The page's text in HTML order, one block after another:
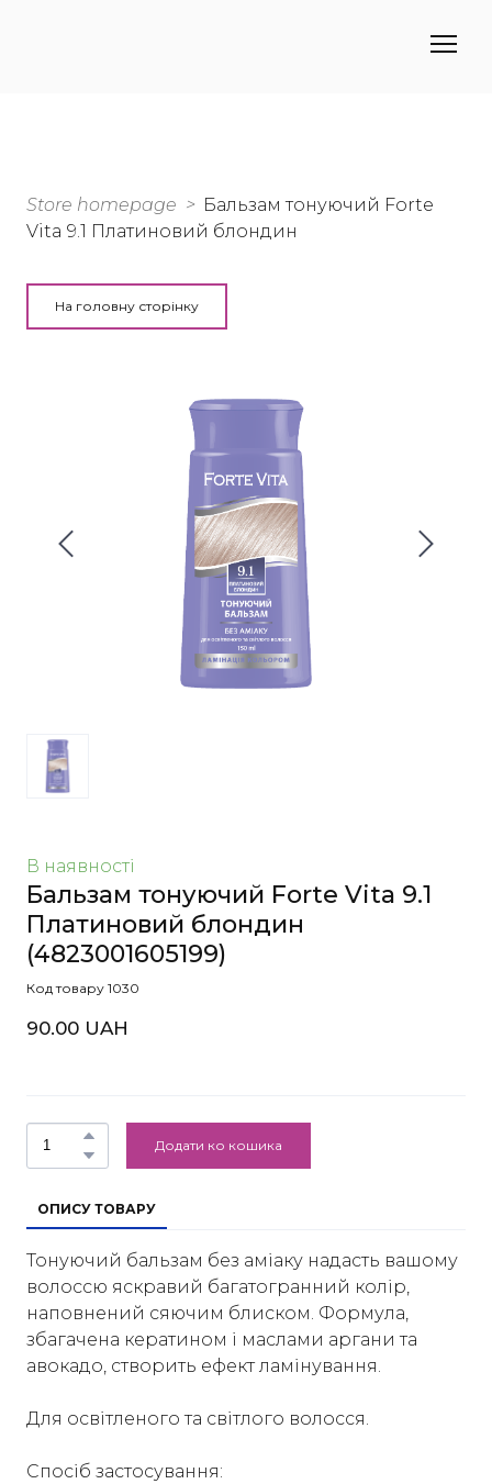
Store homepage
Бальзам тонуючий Forte
Vita 9.1 Платиновий блондин
На головну сторінку
В наявності
Бальзам тонуючий Forte Vita 9.1
Платиновий блондин
(4823001605199)
Код товару 1030
90.00 UAH
Додати ко кошика
ОПИСУ ТОВАРУ
Тонуючий бальзам без аміаку надасть вашому
волоссю яскравий багатогранний колір,
наповнений сяючим блиском. Формула,
збагачена кератином і маслами аргани та
авокадо, створить ефект ламінування.
Для освітленого та світлого волосся.
Спосіб застосування: